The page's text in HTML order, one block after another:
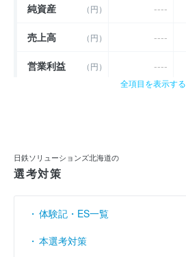
純資産 （円） ----
売上高 （円） ----
営業利益 （円） ----
売上伸び率
経常利益率 （％）
全項目を表示する
日鉄ソリューションズ北海道の
選考対策
体験記・ES一覧
本選考対策